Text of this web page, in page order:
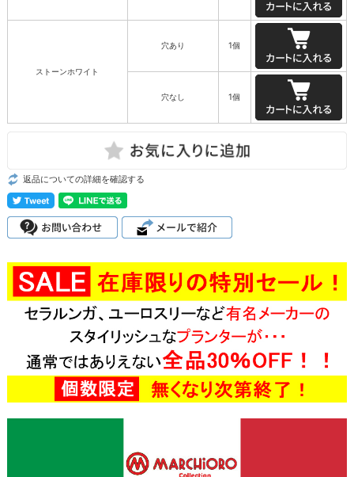
ストーンホワイト
穴あり 1個
穴なし 1個
返品についての詳細を確認する